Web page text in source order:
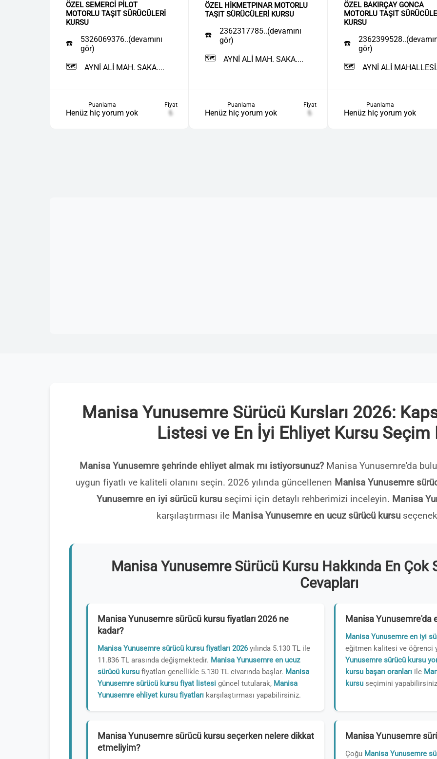
ÖZEL SEMERCİ PİLOT
MOTORLU TAŞIT SÜRÜCÜLERİ
KURSU
☎️
5326069376..(devamını
gör)
🗺️
AYNİ ALİ MAH. SAKA....
Puanlama
Henüz hiç yorum yok
Fiyat
₺
ÖZEL HİKMETPINAR MOTORLU
TAŞIT SÜRÜCÜLERİ KURSU
☎️
2362317785..(devamını
gör)
🗺️
AYNİ ALİ MAH. SAKA....
Puanlama
Henüz hiç yorum yok
Fiyat
₺
ÖZEL BAKIRÇAY GONCA
MOTORLU TAŞIT
KURSU
☎️
gör)
🗺️
AYNİ ALİ
Puanlama
Henüz hiç yorum yok
Manisa Yunusemre Sürücü Kursları 2026:
Listesi ve En İyi Ehliyet Kursu Seçim
Manisa Yunusemre şehrinde ehliyet almak mı istiyorsunuz?Manisa Yunusemre'da
uygun fiyatlı ve kaliteli olanını seçin. 2026 yılında güncellenen Manisa Yunusemre
Yunusemre en iyi sürücü kursu seçimi için detaylı rehberimizi inceleyin. Manisa
karşılaştırması ile Manisa Yunusemre en ucuz sürücü kursu
Manisa Yunusemre Sürücü Kursu Hakkında En Çok
Cevapları
Manisa Yunusemre sürücü kursu fiyatları 2026 ne
kadar?
Manisa Yunusemre sürücü kursu fiyatları 2026yılında 5.130 TL ile
11.836 TL arasında değişmektedir. Manisa Yunusemre en ucuz
sürücü kursu fiyatları genellikle 5.130 TL civarında başlar. Manisa
Yunusemre sürücü kursu fiyat listesi güncel tutularak, Manisa
Yunusemre ehliyet kursu fiyatları karşılaştırması yapabilirsiniz.
Manisa Yunusemre'da
Manisa Yunusemre en iyi
eğitmen kalitesi ve öğrenci
Yunusemre sürücü kursu
kursu başarı oranlarıile
kursuseçimini
Manisa Yunusemre sürücü kursu seçerken nelere dikkat
etmeliyim?
Manisa Yunusemre
Çoğu Manisa Yunusemre